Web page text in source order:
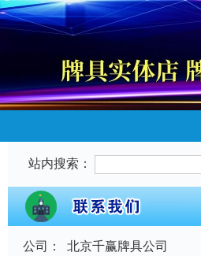
站内搜索：
公司：
北京千赢牌具公司